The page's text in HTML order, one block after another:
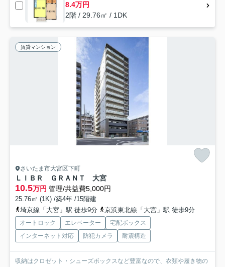
8.4万円
2階 / 29.76㎡ / 1DK
賃貸マンション
さいたま市大宮区下町
ＬＩＢＲ ＧＲＡＮＴ 大宮
10.5万円 管理/共益費5,000円
25.76㎡ (1K) /築4年 /15階建
埼京線「大宮」駅 徒歩9分
京浜東北線「大宮」駅 徒歩9分
オートロック エレベーター
宅配ボックス
インターネット対応
防犯カメラ 耐震構造
収納はクロゼット・シューズボックスなど豊富なので、衣類や履き物の